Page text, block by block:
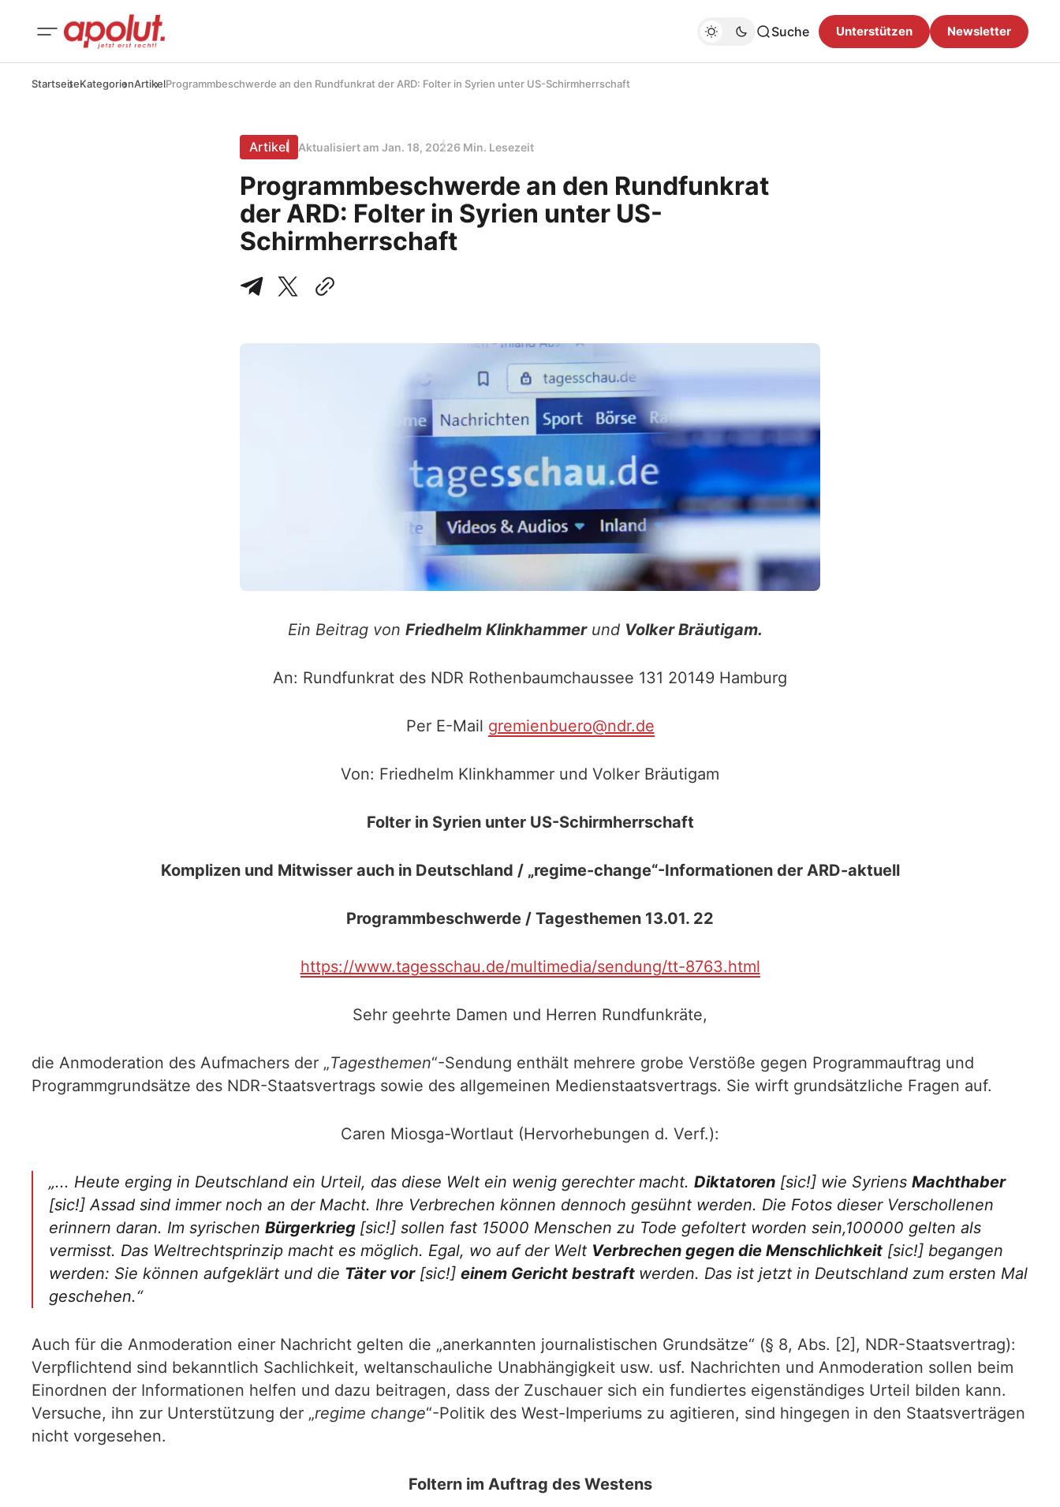
Suche Unterstützen Newsletter
StartseiteKategorienArtikelProgrammbeschwerde an den Rundfunkrat der ARD: Folter in Syrien unter US-Schirmherrschaft
Artikel Aktualisiert am Jan. 18, 20226 Min. Lesezeit
Programmbeschwerde an den Rundfunkrat
der ARD: Folter in Syrien unter US-
Schirmherrschaft
Ein Beitrag von Friedhelm Klinkhammerund Volker Bräutigam.
An: Rundfunkrat des NDR Rothenbaumchaussee 131 20149 Hamburg
Per E-Mail gremienbuero@ndr.de
Von: Friedhelm Klinkhammer und Volker Bräutigam
Folter in Syrien unter US-Schirmherrschaft
Komplizen und Mitwisser auch in Deutschland / „regime-change“-Informationen der ARD-aktuell
Programmbeschwerde / Tagesthemen 13.01. 22
https://www.tagesschau.de/multimedia/sendung/tt-8763.html
Sehr geehrte Damen und Herren Rundfunkräte,
die Anmoderation des Aufmachers der „Tagesthemen“-Sendung enthält mehrere grobe Verstöße gegen Programmauftrag und
Programmgrundsätze des NDR-Staatsvertrags sowie des allgemeinen Medienstaatsvertrags. Sie wirft grundsätzliche Fragen auf.
Caren Miosga-Wortlaut (Hervorhebungen d. Verf.):
„... Heute erging in Deutschland ein Urteil, das diese Welt ein wenig gerechter macht. Diktatoren [sic!] wie Syriens Machthaber
[sic!] Assad sind immer noch an der Macht. Ihre Verbrechen können dennoch gesühnt werden. Die Fotos dieser Verschollenen
erinnern daran. Im syrischen Bürgerkrieg [sic!] sollen fast 15000 Menschen zu Tode gefoltert worden sein,100000 gelten als
vermisst. Das Weltrechtsprinzip macht es möglich. Egal, wo auf der Welt Verbrechen gegen die Menschlichkeit [sic!] begangen
werden: Sie können aufgeklärt und die Täter vor [sic!] einem Gericht bestraft werden. Das ist jetzt in Deutschland zum ersten Mal
geschehen.“
Auch für die Anmoderation einer Nachricht gelten die „anerkannten journalistischen Grundsätze“ (§ 8, Abs. [2], NDR-Staatsvertrag):
Verpflichtend sind bekanntlich Sachlichkeit, weltanschauliche Unabhängigkeit usw. usf. Nachrichten und Anmoderation sollen beim
Einordnen der Informationen helfen und dazu beitragen, dass der Zuschauer sich ein fundiertes eigenständiges Urteil bilden kann.
Versuche, ihn zur Unterstützung der „regime change“-Politik des West-Imperiums zu agitieren, sind hingegen in den Staatsverträgen
nicht vorgesehen.
Foltern im Auftrag des Westens